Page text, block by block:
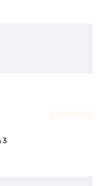
3 בלאנטים לבחירה , העישון בבלאנט הינו חווית